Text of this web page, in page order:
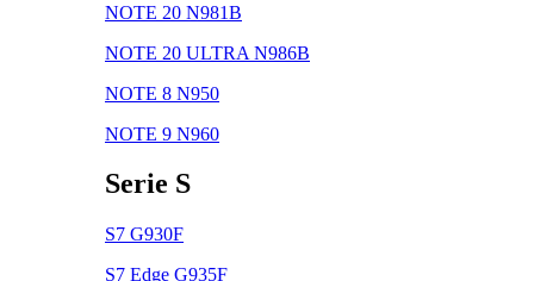
NOTE 20 N981B
NOTE 20 ULTRA N986B
NOTE 8 N950
NOTE 9 N960
Serie S
S7 G930F
S7 Edge G935F